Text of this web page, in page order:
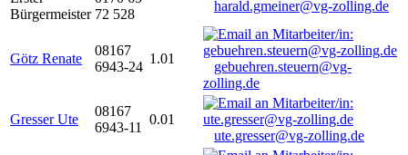
Bürgermeister 72 528
harald.gmeiner@vg-zolling.de
Götz Renate
08167
6943-24
1.01
gebuehren.steuern@vg-
zolling.de
Gresser Ute
08167
6943-11
0.01
ute.gresser@vg-zolling.de